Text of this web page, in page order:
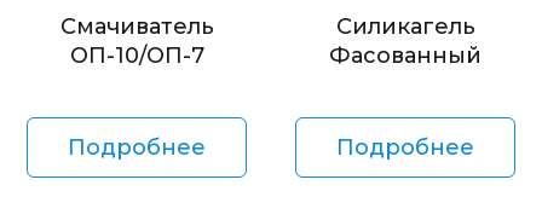
Смачиватель
ОП-10/ОП-7
Подробнее
Силикагель
Фасованный
Подробнее